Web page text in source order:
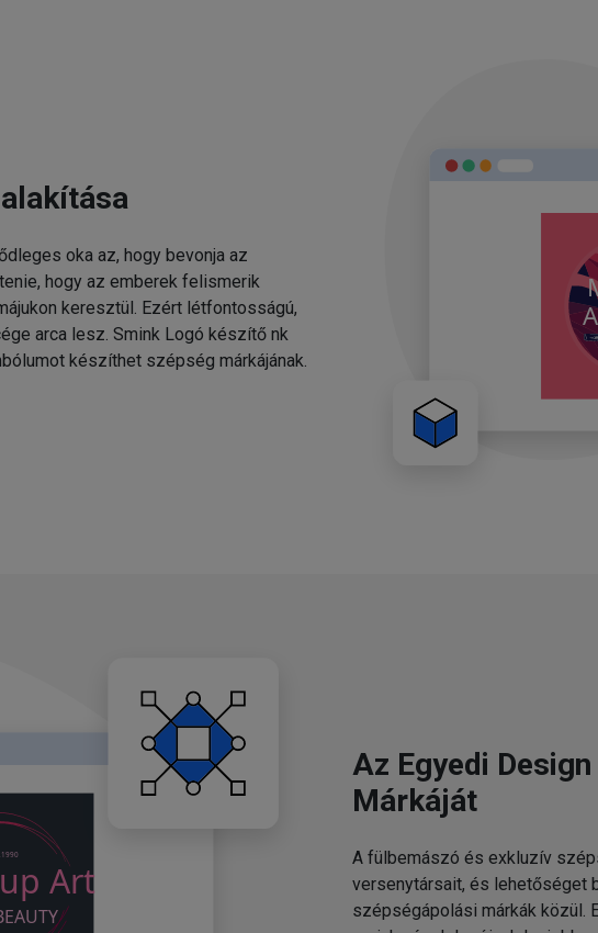
oka az, hogy bevonja az
hogy az emberek felismerik
keresztül. Ezért létfontosságú,
arca lesz. Smink Logó készítő nk
készíthet szépség márkájának.
Az Egyedi
Márkáját
A fülbemászó és exkluzív
versenytársait, és lehetőséget
szépségápolási márkák közül.